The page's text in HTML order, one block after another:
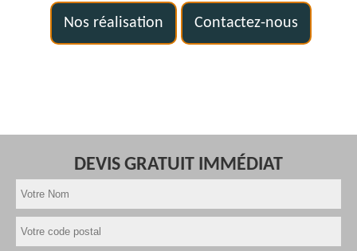
Nos réalisation Contactez-nous
DEVIS GRATUIT IMMÉDIAT